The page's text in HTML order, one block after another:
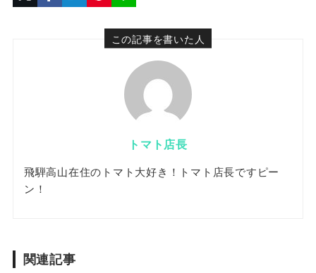
この記事を書いた人
トマト店長
飛騨高山在住のトマト大好き！トマト店長ですピー
ン！
関連記事